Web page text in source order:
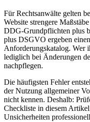
Für Rechtsanwälte gelten
Website strengere
DDG-Grundpflichten plus
plus DSGVO ergeben
Anforderungskatalog. Wer
lediglich bei Änderungen
nachpflegen.
Die häufigsten Fehler
der Nutzung allgemeiner
nicht kennen. Deshalb:
Checkliste in diesem
Unsicherheiten